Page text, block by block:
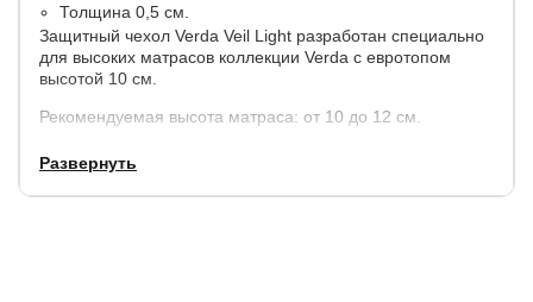
Толщина 0,5 см.
Защитный чехол Verda Veil Light разработан специально
для высоких матрасов коллекции Verda с евротопом
высотой 10 см.
Рекомендуемая высота матраса: от 10 до 12 см.
Гарантия: 1 год.
Развернуть